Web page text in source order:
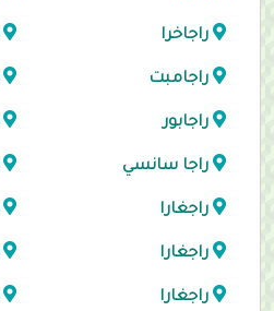
راجاخرا
راجامبت
راجابور
راجا سانسي
راجغارا
راجغارا
راجغارا